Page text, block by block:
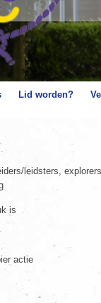
Lid worden?
leidsters,
is
actie